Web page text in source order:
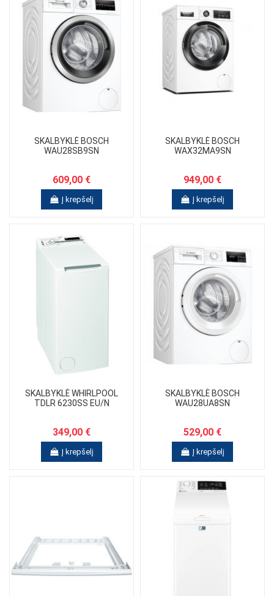
SKALBYKLĖ BOSCH
WAU28SB9SN
609,00 €
Į krepšelį
SKALBYKLĖ BOSCH
WAX32MA9SN
949,00 €
Į krepšelį
SKALBYKLĖ WHIRLPOOL
TDLR 6230SS EU/N
349,00 €
Į krepšelį
SKALBYKLĖ BOSCH
WAU28UA8SN
529,00 €
Į krepšelį